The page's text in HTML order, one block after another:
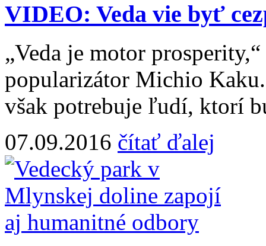
VIDEO: Veda vie byť
„Veda je motor
popularizátor Michio
však potrebuje ľudí, ktorí
07.09.2016 čítať ďalej